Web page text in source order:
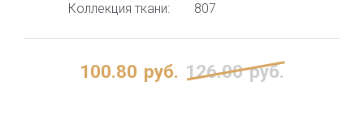
Коллекция ткани: 807
100.80 руб. 126.00 руб.